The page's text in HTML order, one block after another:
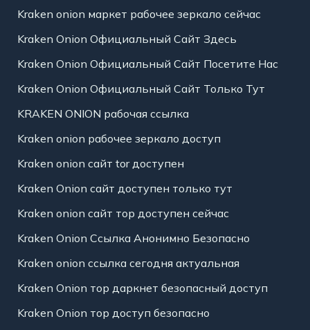
Kraken onion маркет рабочее зеркало сейчас
Kraken Onion Официальный Сайт Здесь
Kraken Onion Официальный Сайт Посетите Нас
Kraken Onion Официальный Сайт Только Тут
KRAKEN ONION рабочая ссылка
Kraken onion рабочее зеркало доступ
Kraken onion сайт tor доступен
Kraken Onion сайт доступен только тут
Kraken onion сайт тор доступен сейчас
Kraken Onion Ссылка Анонимно Безопасно
Kraken onion ссылка сегодня актуальная
Kraken Onion тор даркнет безопасный доступ
Kraken Onion тор доступ безопасно